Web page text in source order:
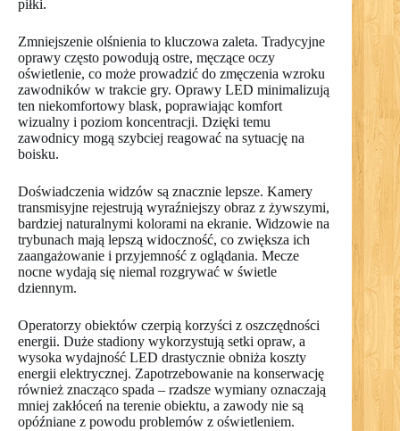
piłki.
Zmniejszenie olśnienia to kluczowa zaleta. Tradycyjne
oprawy często powodują ostre, męczące oczy
oświetlenie, co może prowadzić do zmęczenia wzroku
zawodników w trakcie gry. Oprawy LED minimalizują
ten niekomfortowy blask, poprawiając komfort
wizualny i poziom koncentracji. Dzięki temu
zawodnicy mogą szybciej reagować na sytuację na
boisku.
Doświadczenia widzów są znacznie lepsze. Kamery
transmisyjne rejestrują wyraźniejszy obraz z żywszymi,
bardziej naturalnymi kolorami na ekranie. Widzowie na
trybunach mają lepszą widoczność, co zwiększa ich
zaangażowanie i przyjemność z oglądania. Mecze
nocne wydają się niemal rozgrywać w świetle
dziennym.
Operatorzy obiektów czerpią korzyści z oszczędności
energii. Duże stadiony wykorzystują setki opraw, a
wysoka wydajność LED drastycznie obniża koszty
energii elektrycznej. Zapotrzebowanie na konserwację
również znacząco spada – rzadsze wymiany oznaczają
mniej zakłóceń na terenie obiektu, a zawody nie są
opóźniane z powodu problemów z oświetleniem.